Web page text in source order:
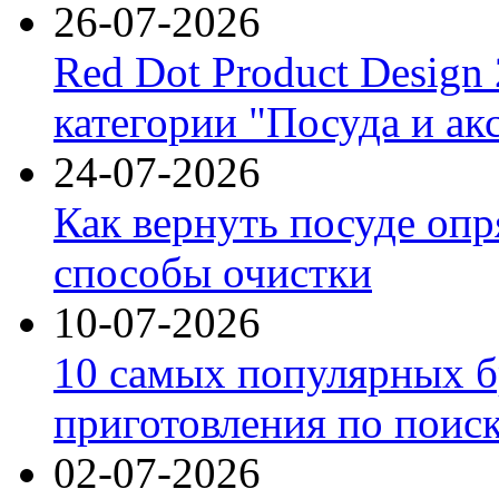
26-07-2026
Red Dot Product Design
категории "Посуда и
24-07-2026
Как вернуть посуде
способы очистки
10-07-2026
10 самых популярных
приготовления по
02-07-2026